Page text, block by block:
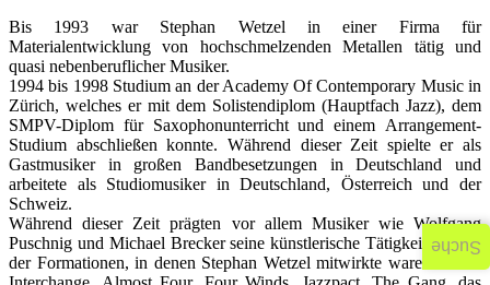
Bis 1993 war Stephan Wetzel in einer Firma für
Materialentwicklung von hochschmelzenden Metallen tätig und
quasi nebenberuflicher Musiker.
1994 bis 1998 Studium an der Academy Of Contemporary Music in
Zürich, welches er mit dem Solistendiplom (Hauptfach Jazz), dem
SMPV-Diplom für Saxophonunterricht und einem Arrangement-
Studium abschließen konnte. Während dieser Zeit spielte er als
Gastmusiker in großen Bandbesetzungen in Deutschland und
arbeitete als Studiomusiker in Deutschland, Österreich und der
Schweiz.
Während dieser Zeit prägten vor allem Musiker wie Wolfgang
Puschnig und Michael Brecker seine künstlerische Tätigkeit. Einige
der Formationen, in denen Stephan Wetzel mitwirkte waren Modal
Suche